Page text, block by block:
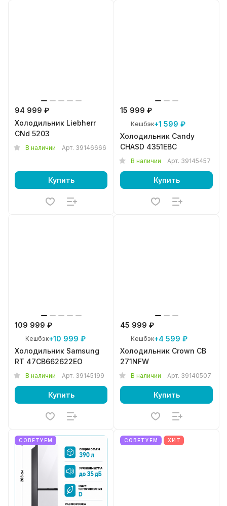
94 999 ₽
Холодильник Liebherr
CNd 5203
В наличии Арт. 39146666
Купить
15 999 ₽
Кешбэк+1 599 ₽
Холодильник Candy
CHASD 4351EBC
В наличии Арт. 39145457
Купить
109 999 ₽
Кешбэк+10 999 ₽
Холодильник Samsung
RT 47CB662622EO
В наличии Арт. 39145199
Купить
45 999 ₽
Кешбэк+4 599 ₽
Холодильник Crown CB
271NFW
В наличии Арт. 39140507
Купить
СОВЕТУЕМ СОВЕТУЕМ ХИТ